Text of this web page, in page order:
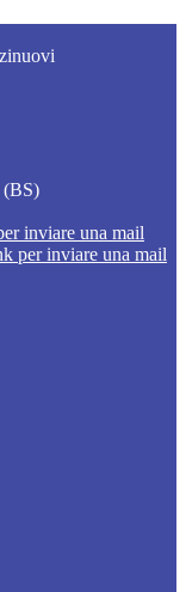
inviare una mail
per inviare una mail